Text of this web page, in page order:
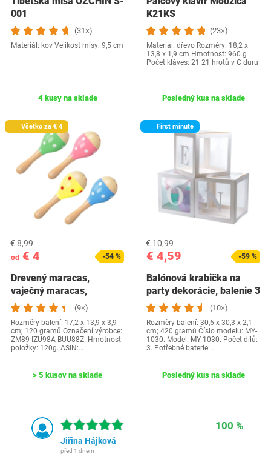
001
(31×)
Materiál: kov Velikost mísy: 9,5 cm
4 kusy na sklade
K21KS
(23×)
Materiál: dřevo Rozměry: ‎18,2 x
13,8 x 1,9 cm Hmotnost: 960 g
Počet kláves: 21 21 hrotů v C duru
Posledný kus na sklade
Všetko za € 4
od € 4
€ 8,99
-54 %
Drevený maracas,
vaječný maracas,
trepačka na vajíčka,…
(9×)
Rozměry balení: 17,2 x 13,9 x 3,9
cm; 120 gramů Označení výrobce:
ZM89-IZU98A-BUU88Z. Hmotnost
položky: 120g. ASIN:…
> 5 kusov na sklade
First minute
€ 4,59
€ 10,99
-59 %
Balónová krabička na
party dekorácie, balenie 3
bielych…
(10×)
Rozměry balení: 30,6 x 30,3 x 2,1
cm; 420 gramů Číslo modelu: MY-
1030. Model: MY-1030. Počet dílů:
3. Potřebné baterie:…
Posledný kus na sklade
100 %
Jiřina Hájková
před 1 dnem